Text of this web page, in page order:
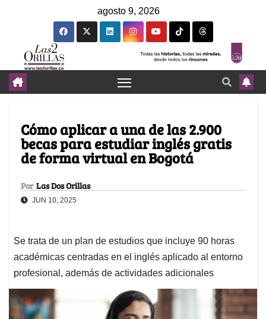
agosto 9, 2026
Cómo aplicar a una de las 2.900
becas para estudiar inglés gratis
de forma virtual en Bogotá
Por Las Dos Orillas
JUN 10, 2025
Se trata de un plan de estudios que incluye 90 horas
académicas centradas en el inglés aplicado al entorno
profesional, además de actividades adicionales